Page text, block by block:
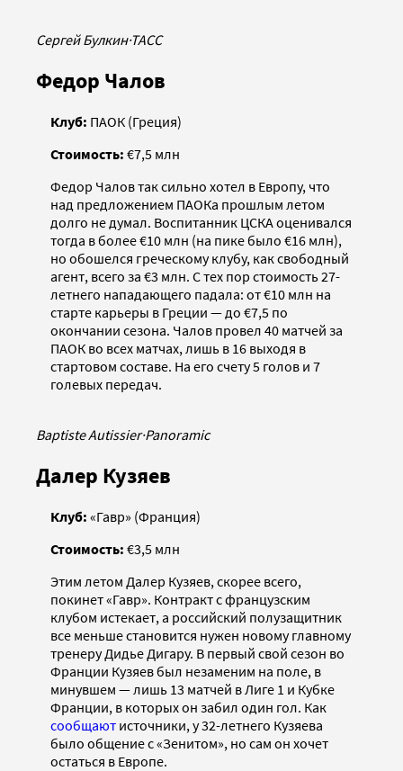
Сергей Булкин·ТАСС
Федор Чалов
Клуб: ПАОК (Греция)
Стоимость: €7,5 млн
Федор Чалов так сильно хотел в Европу, что
над предложением ПАОКа прошлым летом
долго не думал. Воспитанник ЦСКА оценивался
тогда в более €10 млн (на пике было €16 млн),
но обошелся греческому клубу, как свободный
агент, всего за €3 млн. С тех пор стоимость 27-
летнего нападающего падала: от €10 млн на
старте карьеры в Греции — до €7,5 по
окончании сезона. Чалов провел 40 матчей за
ПАОК во всех матчах, лишь в 16 выходя в
стартовом составе. На его счету 5 голов и 7
голевых передач.
Baptiste Autissier·Panoramic
Далер Кузяев
Клуб: «Гавр» (Франция)
Стоимость: €3,5 млн
Этим летом Далер Кузяев, скорее всего,
покинет «Гавр». Контракт с французским
клубом истекает, а российский полузащитник
все меньше становится нужен новому главному
тренеру Дидье Дигару. В первый свой сезон во
Франции Кузяев был незаменим на поле, в
минувшем — лишь 13 матчей в Лиге 1 и Кубке
Франции, в которых он забил один гол. Как
сообщают источники, у 32-летнего Кузяева
было общение с «Зенитом», но сам он хочет
остаться в Европе.